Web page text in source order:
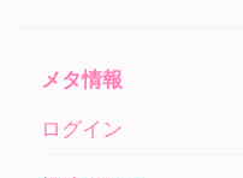
メタ情報
ログイン